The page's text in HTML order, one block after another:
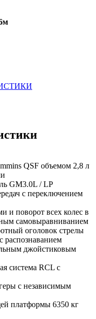
QSF объемом 2,8 л
GM3.0L / LP
с переключением
и поворот всех колес в
самовыравниванием
оголовок стрелы
распознаванием
джойстиковым
система RCL с
с независимым
платформы 6350 кг